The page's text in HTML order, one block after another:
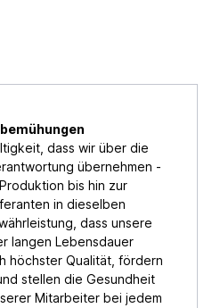
dass wir über die
übernehmen -
bis hin zur
in dieselben
dass unsere
langen Lebensdauer
höchster Qualität, fördern
stellen die Gesundheit
Mitarbeiter bei jedem